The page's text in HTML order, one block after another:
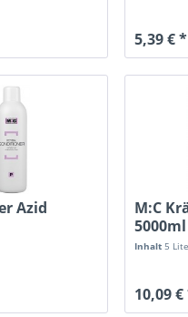
5,39 € *
Azid
M:C
Inhalt 5
10,09